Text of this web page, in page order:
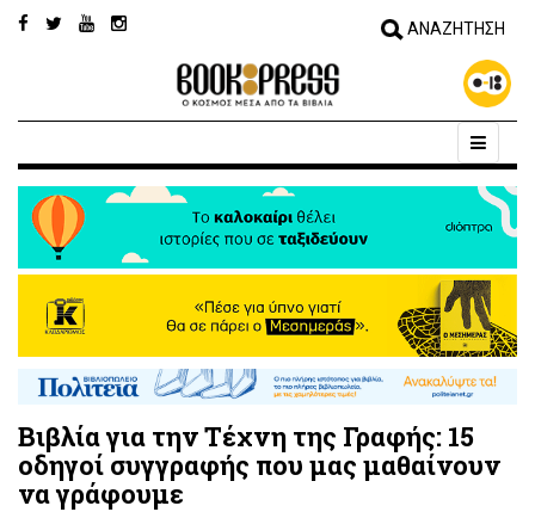
Βιβλία για την Τέχνη της Γραφής: 15
οδηγοί συγγραφής που μας μαθαίνουν
να γράφουμε